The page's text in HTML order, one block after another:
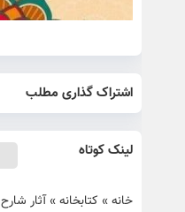
اشتراک گذاری مطلب
لینک کوتاه
خانه» کتابخانه»آثار شارح